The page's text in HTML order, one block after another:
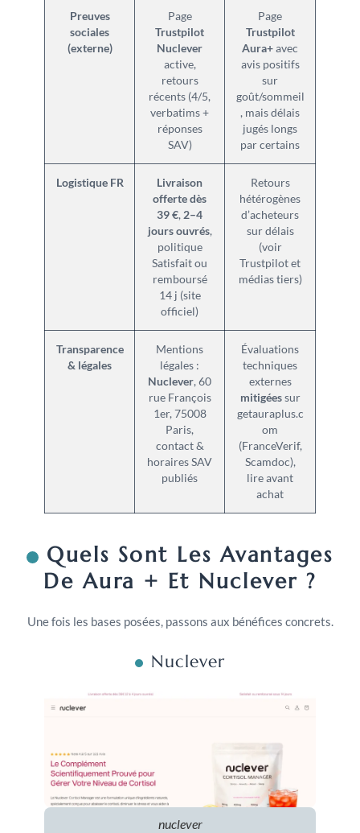
Preuves
sociales
(externe)
Page
Trustpilot
Nuclever
active,
retours
récents (4/5,
verbatims +
réponses
SAV)
Page
Trustpilot
Aura+avec
avis positifs
sur
goût/sommeil
, mais délais
jugés longs
par certains
Logistique FR
Livraison
offerte dès
39 €,2–4
jours ouvrés,
politique
Satisfait ou
remboursé
14 j (site
officiel)
Retours
hétérogènes
d’acheteurs
sur délais
(voir
Trustpilot et
médias tiers)
Transparence
& légales
Mentions
légales :
Nuclever, 60
rue François
1er, 75008
Paris,
contact &
horaires SAV
publiés
Évaluations
techniques
externes
mitigéessur
getauraplus.c
om
(FranceVerif,
Scamdoc),
lire avant
achat
Quels Sont Les Avantages
De Aura + Et Nuclever ?
Une fois les bases posées, passons aux bénéfices concrets.
Nuclever
nuclever